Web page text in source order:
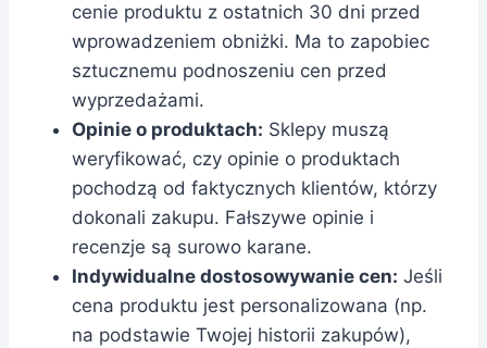
cenie produktu z ostatnich 30 dni przed
wprowadzeniem obniżki. Ma to zapobiec
sztucznemu podnoszeniu cen przed
wyprzedażami.
Opinie o produktach: Sklepy muszą
weryfikować, czy opinie o produktach
pochodzą od faktycznych klientów, którzy
dokonali zakupu. Fałszywe opinie i
recenzje są surowo karane.
Indywidualne dostosowywanie cen: Jeśli
cena produktu jest personalizowana (np.
na podstawie Twojej historii zakupów),